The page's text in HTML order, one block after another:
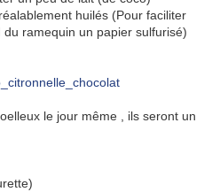
huilés (Pour faciliter
ramequin un papier sulfurisé)
le jour même , ils seront un